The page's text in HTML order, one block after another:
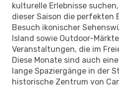
kulturelle Erlebnisse
dieser Saison die perfekten
Besuch ikonischer
Island sowie Outdoor-
Veranstaltungen, die im
Diese Monate sind auch
lange Spaziergänge in der
historische Zentrum von